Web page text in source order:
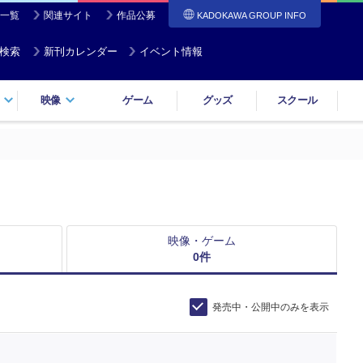
覧 関連サイト 作品公募 KADOKAWA GROUP INFO
索 新刊カレンダー イベント情報
映像 ゲーム グッズ スクール
映像・ゲーム
0件
発売中・公開中のみを表示